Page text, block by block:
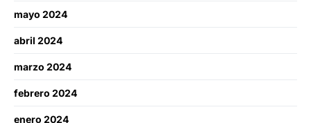
mayo 2024
abril 2024
marzo 2024
febrero 2024
enero 2024